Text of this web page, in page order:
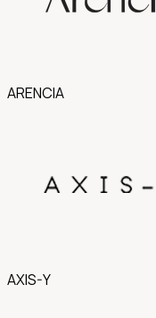
ARENCIA
AXIS-Y